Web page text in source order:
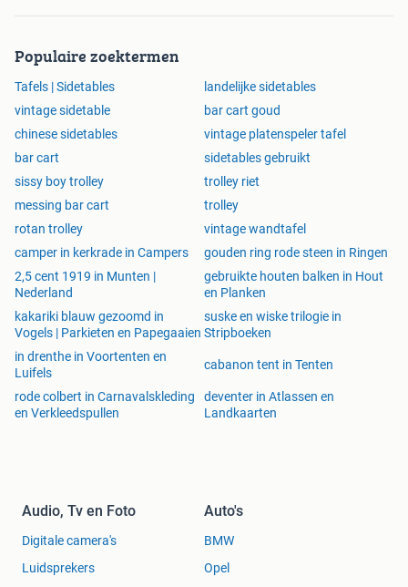
Populaire zoektermen
Tafels | Sidetables
landelijke sidetables
vintage sidetable
bar cart goud
chinese sidetables
vintage platenspeler tafel
bar cart
sidetables gebruikt
sissy boy trolley
trolley riet
messing bar cart
trolley
rotan trolley
vintage wandtafel
camper in kerkrade in Campers
gouden ring rode steen in Ringen
2,5 cent 1919 in Munten |
Nederland
gebruikte houten balken in Hout
en Planken
kakariki blauw gezoomd in
Vogels | Parkieten en Papegaaien
suske en wiske trilogie in
Stripboeken
in drenthe in Voortenten en
Luifels
cabanon tent in Tenten
rode colbert in Carnavalskleding
en Verkleedspullen
deventer in Atlassen en
Landkaarten
Audio, Tv en Foto
Digitale camera's
Luidsprekers
Auto's
BMW
Opel